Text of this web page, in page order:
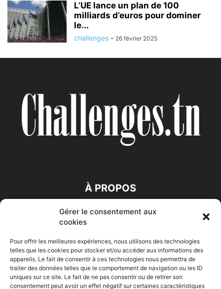
Gérer le consentement aux
cookies
Pour offrir les meilleures expériences, nous utilisons des technologies
telles que les cookies pour stocker et/ou accéder aux informations des
appareils. Le fait de consentir à ces technologies nous permettra de
traiter des données telles que le comportement de navigation ou les ID
uniques sur ce site. Le fait de ne pas consentir ou de retirer son
consentement peut avoir un effet négatif sur certaines caractéristiques
L’UE lance un plan de 100
milliards d’euros pour dominer
le...
challenges - 26 février 2025
À PROPOS
SUIVEZ NOUS